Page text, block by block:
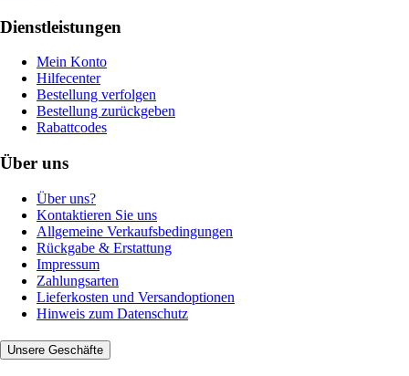
Dienstleistungen
Mein Konto
Hilfecenter
Bestellung verfolgen
Bestellung zurückgeben
Rabattcodes
Über uns
Über uns?
Kontaktieren Sie uns
Allgemeine Verkaufsbedingungen
Rückgabe & Erstattung
Impressum
Zahlungsarten
Lieferkosten und Versandoptionen
Hinweis zum Datenschutz
Unsere Geschäfte